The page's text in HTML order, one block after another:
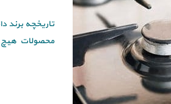
تاریخچه برند
محصولات هیچ